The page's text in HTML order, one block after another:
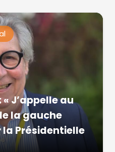
J’appelle au
la gauche
Présidentielle